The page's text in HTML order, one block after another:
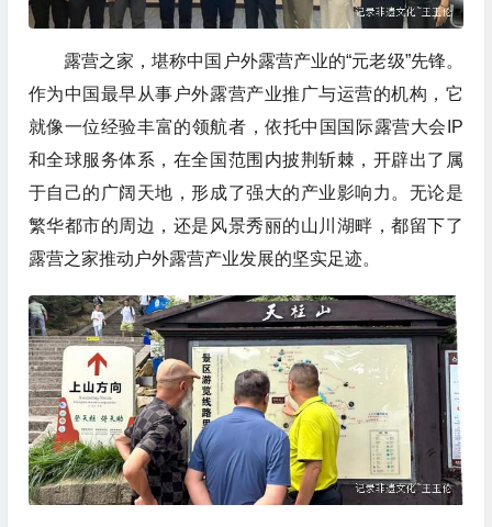
露营之家，堪称中国户外露营产业的“元老级”先锋。
作为中国最早从事户外露营产业推广与运营的机构，它
就像一位经验丰富的领航者，依托中国国际露营大会IP
和全球服务体系，在全国范围内披荆斩棘，开辟出了属
于自己的广阔天地，形成了强大的产业影响力。无论是
繁华都市的周边，还是风景秀丽的山川湖畔，都留下了
露营之家推动户外露营产业发展的坚实足迹。